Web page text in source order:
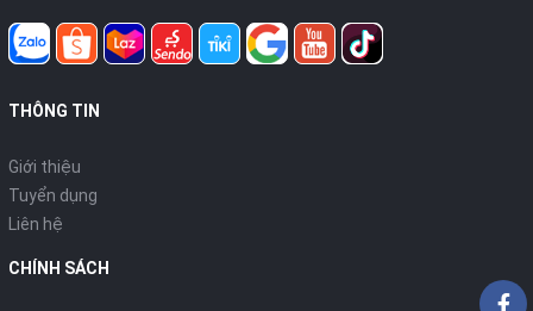
THÔNG TIN
Giới thiệu
Tuyển dụng
Liên hệ
CHÍNH SÁCH